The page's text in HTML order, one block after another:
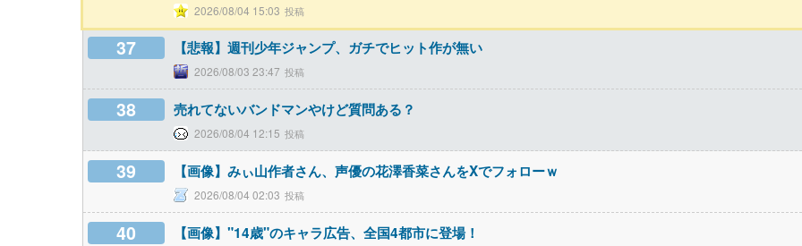
2026/08/04 15:03
37 【悲報】週刊少年ジャンプ、ガチでヒット作が無い
2026/08/03 23:47
38 売れてないバンドマンやけど質問ある？
2026/08/04 12:15
39 【画像】みぃ山作者さん、声優の花澤香菜さんをXでフォローｗ
2026/08/04 02:03
40 【画像】"14歳"のキャラ広告、全国4都市に登場！